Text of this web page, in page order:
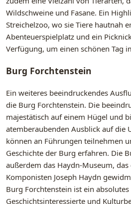
Wildschweine und Fasane. Ein
Streichelzoo, wo sie Tiere hautnah
Abenteuerspielplatz und ein
Verfügung, um einen schönen Tag
Burg Forchtenstein
Ein weiteres beeindruckendes
die Burg Forchtenstein. Die
majestätisch auf einem Hügel und
atemberaubenden Ausblick auf die
können an Führungen teilnehmen
Geschichte der Burg erfahren. Die
außerdem das Haydn-Museum,
Komponisten Joseph Haydn
Burg Forchtenstein ist ein
Geschichtsinteressierte und